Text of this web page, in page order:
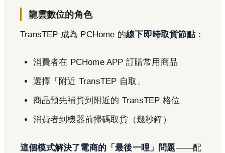
龍雲數位的角色
TransTEP 成為 PCHome 的線下即時取貨節點：
消費者在 PCHome APP 訂購常用商品
選擇「附近 TransTEP 自取」
商品預先補貨到附近的 TransTEP 格位
消費者到機器前掃碼取貨（幾秒鐘）
這個模式解決了電商的「最後一哩」問題——配